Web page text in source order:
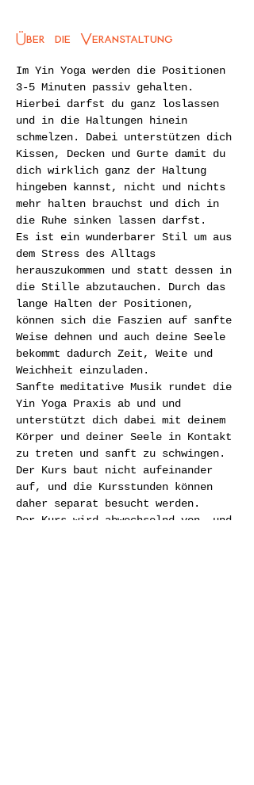
Über die Veranstaltung
Im Yin Yoga werden die Positionen
3-5 Minuten passiv gehalten.
Hierbei darfst du ganz loslassen
und in die Haltungen hinein
schmelzen. Dabei unterstützen dich
Kissen, Decken und Gurte damit du
dich wirklich ganz der Haltung
hingeben kannst, nicht und nichts
mehr halten brauchst und dich in
die Ruhe sinken lassen darfst.
Es ist ein wunderbarer Stil um aus
dem Stress des Alltags
herauszukommen und statt dessen in
die Stille abzutauchen. Durch das
lange Halten der Positionen,
können sich die Faszien auf sanfte
Weise dehnen und auch deine Seele
bekommt dadurch Zeit, Weite und
Weichheit einzuladen.
Sanfte meditative Musik rundet die
Yin Yoga Praxis ab und und
unterstützt dich dabei mit deinem
Körper und deiner Seele in Kontakt
zu treten und sanft zu schwingen.
Der Kurs baut nicht aufeinander
auf, und die Kursstunden können
daher separat besucht werden.
Der Kurs wird abwechselnd von
und